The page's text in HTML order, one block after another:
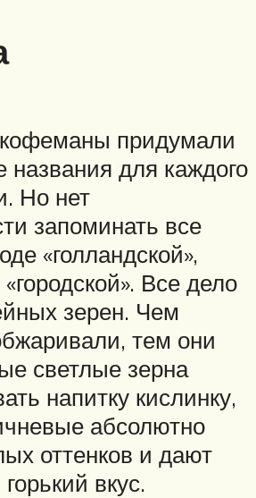
придумали
названия для каждого
Но нет
запоминать все
«голландской»,
Все дело
зерен. Чем
тем они
светлые зерна
напитку кислинку,
абсолютно
оттенков и дают
вкус.